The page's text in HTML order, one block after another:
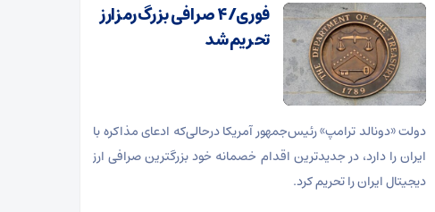
فوری/ ۴ صرافی بزرگ رمزارز
تحریم شد
دولت «دونالد ترامپ» رئیس‌جمهور آمریکا درحالی‌که ادعای مذاکره با
ایران را دارد، در جدیدترین اقدام خصمانه خود بزرگترین صرافی ارز
دیجیتال ایران را تحریم کرد.